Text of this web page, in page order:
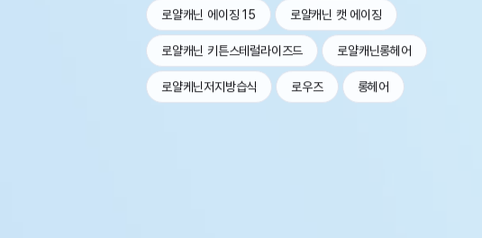
로얄캐닌 에이징 15 로얄캐닌 캣 에이징
로얄캐닌 키튼스테럴라이즈드 로얄캐닌롱헤어
로얄케닌저지방습식 로우즈 롱헤어